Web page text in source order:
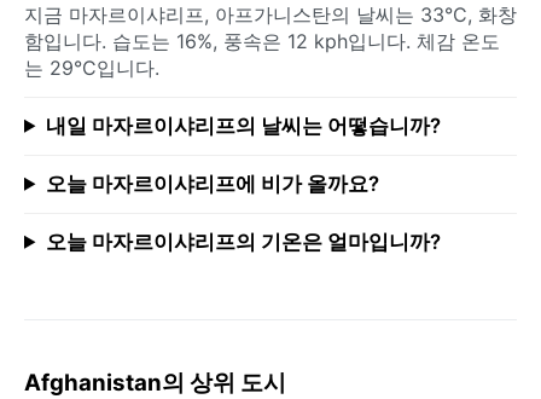
지금 마자르이샤리프, 아프가니스탄의 날씨는 33°C, 화창
함입니다. 습도는 16%, 풍속은 12 kph입니다. 체감 온도
는 29°C입니다.
내일 마자르이샤리프의 날씨는 어떻습니까?
오늘 마자르이샤리프에 비가 올까요?
오늘 마자르이샤리프의 기온은 얼마입니까?
Afghanistan의 상위 도시